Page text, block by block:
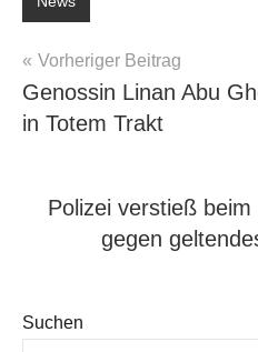
Beitragsnavigation
Vorheriger Beitrag
Genossin Linan Abu
in Totem Trakt
Polizei verstieß
gegen
Suchen